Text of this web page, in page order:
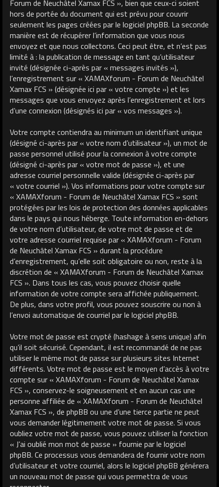
Forum de Neuchâtel Xamax FCS », bien que ceux-ci soient
hors de portée du document qui est prévu pour couvrir
seulement les pages créées par le logiciel phpBB. La seconde
manière est de récupérer l’information que vous nous
envoyez et que nous collectons. Ceci peut être, et n’est pas
limité à : la publication de message en tant qu’utilisateur
invité (désignée ci-après par « messages invités »),
l’enregistrement sur « XAMAXforum - Forum de Neuchâtel
Xamax FCS » (désignée ici par « votre compte ») et les
messages que vous envoyez après l’enregistrement et lors
d’une connexion (désignés ici par « vos messages »).
Votre compte contiendra au minimum un identifiant unique
(désigné ci-après par « votre nom d’utilisateur »), un mot de
passe personnel utilisé pour la connexion à votre compte
(désigné ci-après par « votre mot de passe »), et une
adresse courriel personnelle valide (désignée ci-après par
« votre courriel »). Vos informations pour votre compte sur
« XAMAXforum - Forum de Neuchâtel Xamax FCS » sont
protégées par les lois de protection des données applicables
dans le pays qui nous héberge. Toute information en-dehors
de votre nom d’utilisateur, de votre mot de passe et de
votre adresse courriel requise par « XAMAXforum - Forum
de Neuchâtel Xamax FCS » durant la procédure
d’enregistrement, qu’elle soit obligatoire ou non, reste à la
discrétion de « XAMAXforum - Forum de Neuchâtel Xamax
FCS ». Dans tous les cas, vous pouvez choisir quelle
information de votre compte sera affichée publiquement.
De plus, dans votre profil, vous pouvez souscrire ou non à
l’envoi automatique de courriel par le logiciel phpBB.
Votre mot de passe est crypté (hashage à sens unique) afin
qu’il soit sécurisé. Cependant, il est recommandé de ne pas
utiliser le même mot de passe sur plusieurs sites Internet
différents. Votre mot de passe est le moyen d’accès à votre
compte sur « XAMAXforum - Forum de Neuchâtel Xamax
FCS », conservez-le soigneusement et en aucun cas une
personne affiliée de « XAMAXforum - Forum de Neuchâtel
Xamax FCS », de phpBB ou une d’une tierce partie ne peut
vous demander légitimement votre mot de passe. Si vous
oubliez votre mot de passe, vous pouvez utiliser la fonction
« J’ai oublié mon mot de passe » fournie par le logiciel
phpBB. Ce processus vous demandera de fournir votre nom
d’utilisateur et votre courriel, alors le logiciel phpBB générera
un nouveau mot de passe qui vous permettra de vous